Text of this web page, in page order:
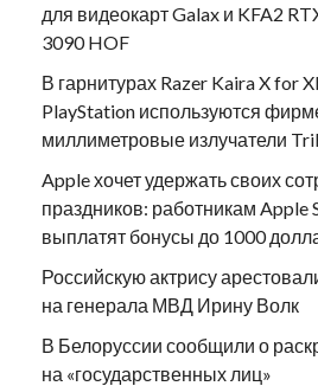
для видеокарт Galax и KFA2
3090 HOF
В гарнитурах Razer Kaira X for
PlayStation используются
миллиметровые излучатели
Apple хочет удержать своих
праздников: работникам Apple
выплатят бонусы до 1000
Российскую актрису
на генерала МВД Ирину Волк
В Белоруссии сообщили о
на «государственных лиц»